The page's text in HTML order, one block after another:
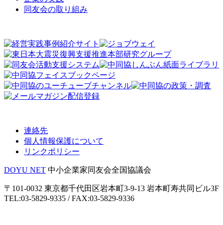
同友会の取り組み
連絡先
個人情報保護について
リンクポリシー
DOYU NET 中小企業家同友会全国協議会
〒101-0032 東京都千代田区岩本町3-9-13 岩本町寿共同ビル3F
TEL:03-5829-9335 / FAX:03-5829-9336